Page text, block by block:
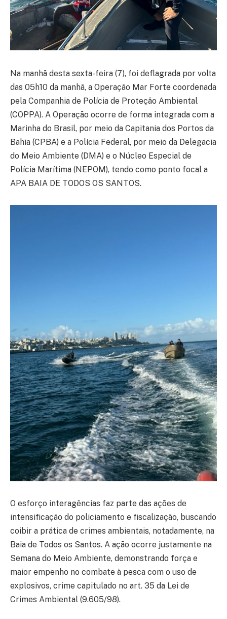
Na manhã desta sexta-feira (7), foi deflagrada por volta
das 05h10 da manhã, a Operação Mar Forte coordenada
pela Companhia de Polícia de Proteção Ambiental
(COPPA). A Operação ocorre de forma integrada com a
Marinha do Brasil, por meio da Capitania dos Portos da
Bahia (CPBA) e a Polícia Federal, por meio da Delegacia
do Meio Ambiente (DMA) e o Núcleo Especial de
Polícia Marítima (NEPOM), tendo como ponto focal a
APA BAIA DE TODOS OS SANTOS.
O esforço interagências faz parte das ações de
intensificação do policiamento e fiscalização, buscando
coibir a prática de crimes ambientais, notadamente, na
Baia de Todos os Santos. A ação ocorre justamente na
Semana do Meio Ambiente, demonstrando força e
maior empenho no combate à pesca com o uso de
explosivos, crime capitulado no art. 35 da Lei de
Crimes Ambiental (9.605/98).